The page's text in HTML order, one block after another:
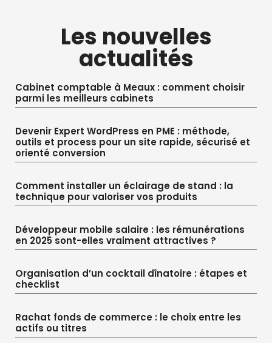
Les nouvelles
actualités
Cabinet comptable à Meaux : comment choisir
parmi les meilleurs cabinets
Devenir Expert WordPress en PME : méthode,
outils et process pour un site rapide, sécurisé et
orienté conversion
Comment installer un éclairage de stand : la
technique pour valoriser vos produits
Développeur mobile salaire : les rémunérations
en 2025 sont-elles vraiment attractives ?
Organisation d’un cocktail dînatoire : étapes et
checklist
Rachat fonds de commerce : le choix entre les
actifs ou titres